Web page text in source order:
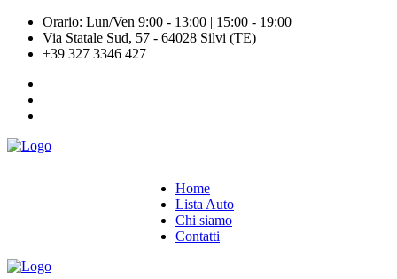
Orario: Lun/Ven 9:00 - 13:00 | 15:00 - 19:00
Via Statale Sud, 57 - 64028 Silvi (TE)
+39 327 3346 427
Home
Lista Auto
Chi siamo
Contatti